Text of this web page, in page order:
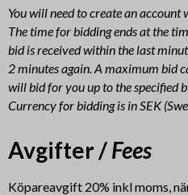
You will need to create an account
The time for bidding ends at the
bid is received within the last
2 minutes again. A maximum bid
will bid for you up to the specified
Currency for bidding is in SEK
Avgifter /Fees
Köpareavgift 20% inkl moms,